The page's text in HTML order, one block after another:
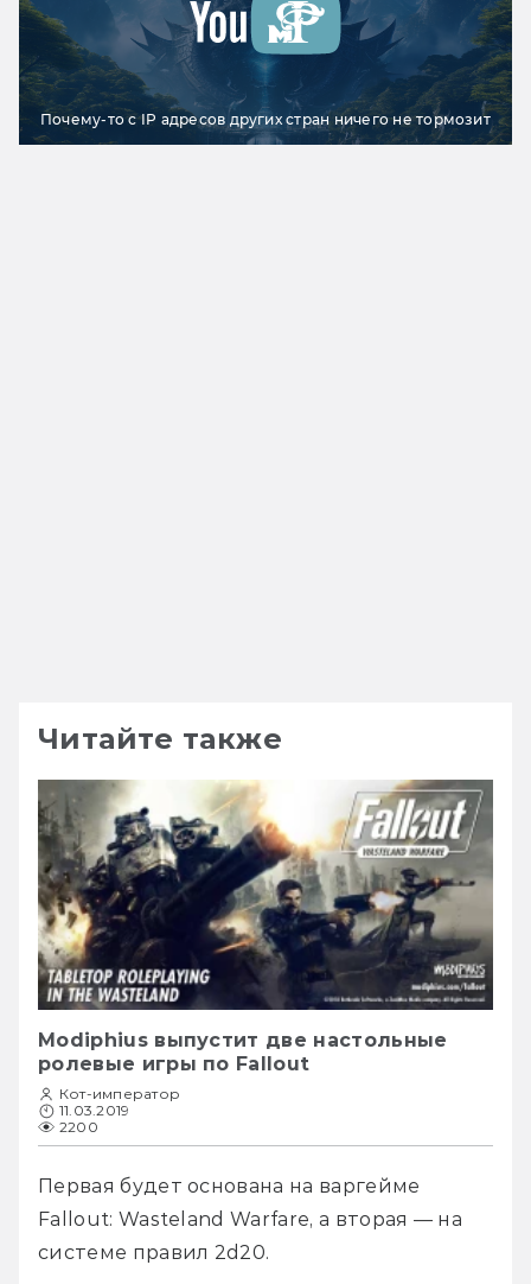
Почему-то с IP адресов других стран ничего не тормозит
Читайте также
Modiphius выпустит две настольные
ролевые игры по Fallout
Кот-император
11.03.2019
2200
Первая будет основана на варгейме
Fallout: Wasteland Warfare, а вторая — на
системе правил 2d20.